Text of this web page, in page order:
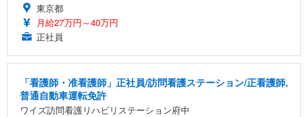
東京都
月給27万円～40万円
正社員
「看護師・准看護師」正社員/訪問看護ステーション/正看護師,
普通自動車運転免許
ワイズ訪問看護リハビリステーション府中